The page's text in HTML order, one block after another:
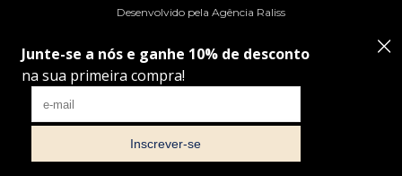
você aceita o uso de cookies
agilizar a sua experiência de compra.
Desenvolvido pela Agência Raliss
Copyright Multibela Cosméticos Ltda - 66010851000123 - 2026. Todos os direitos
reservados.